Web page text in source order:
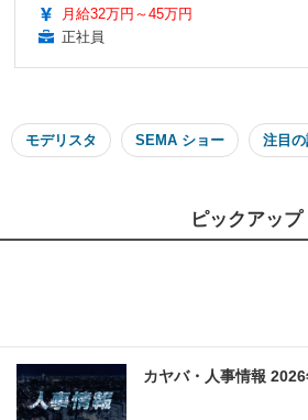
月給32万円～45万円
正社員
モデリスタ SEMA ショー 注目
ピックアップ
カヤバ・人事情報